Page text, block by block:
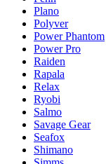
Plano
Polyver
Power Phantom
Power Pro
Raiden
Rapala
Relax
Ryobi
Salmo
Savage Gear
Seafox
Shimano